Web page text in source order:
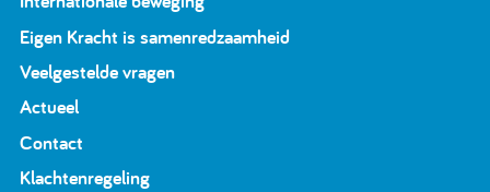
Eigen Kracht is samenredzaamheid
Veelgestelde vragen
Actueel
Contact
Klachtenregeling